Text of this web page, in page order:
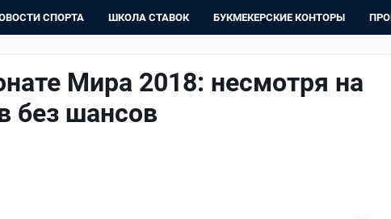
СПОРТА ШКОЛА СТАВОК БУКМЕКЕРСКИЕ КОНТОРЫ
Мира 2018: несмотря на
без шансов